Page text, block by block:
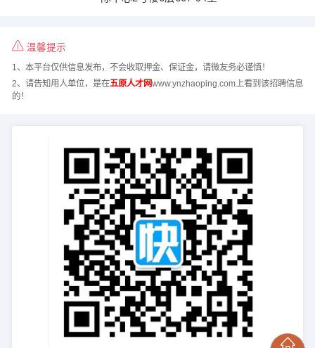
温馨提示
1、本平台仅供信息发布，不会收取押金、保证金，请微友务必谨慎！
2、请告知用人单位，是在五原人才网www.ynzhaoping.com上看到该招聘信息
的！